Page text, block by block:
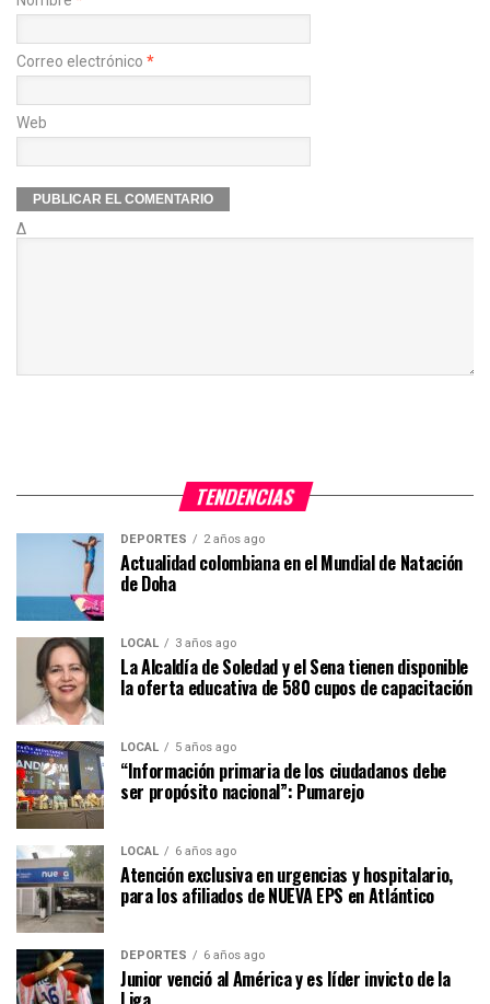
Correo electrónico *
Web
Δ
TENDENCIAS
DEPORTES 2 años ago
Actualidad colombiana en el Mundial de Natación
de Doha
LOCAL 3 años ago
La Alcaldía de Soledad y el Sena tienen disponible
la oferta educativa de 580 cupos de capacitación
LOCAL 5 años ago
“Información primaria de los ciudadanos debe
ser propósito nacional”: Pumarejo
LOCAL 6 años ago
Atención exclusiva en urgencias y hospitalario,
para los afiliados de NUEVA EPS en Atlántico
DEPORTES 6 años ago
Junior venció al América y es líder invicto de la